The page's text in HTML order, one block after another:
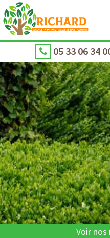
05 33 06 34
Voir